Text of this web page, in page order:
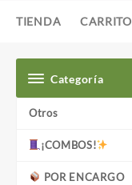
TIENDA CARRITO
Categoría
Otros
¡COMBOS!
POR ENCARGO